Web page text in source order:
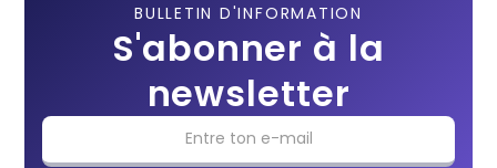
BULLETIN D'INFORMATION
S'abonner à la
newsletter